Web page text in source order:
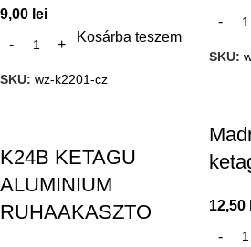
9,00 lei
Kosárba teszem
SKU: wz-k2201-cz
SKU:
K24B KETAGU
ALUMINIUM
RUHAAKASZTO
12,50